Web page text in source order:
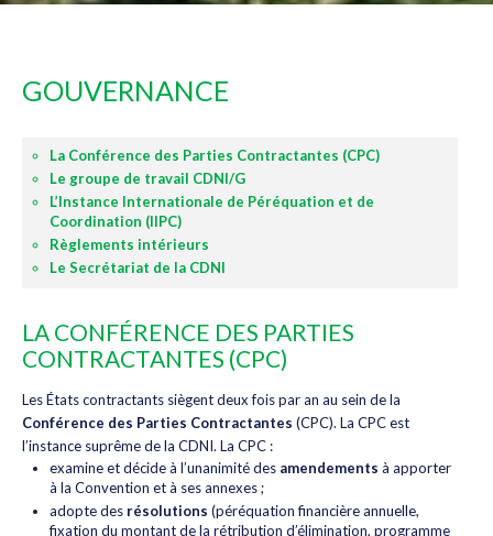
GOUVERNANCE
La Conférence des Parties Contractantes (CPC)
Le groupe de travail CDNI/G
L’Instance Internationale de Péréquation et de
Coordination (IIPC)
Règlements intérieurs
Le Secrétariat de la CDNI
LA CONFÉRENCE DES PARTIES
CONTRACTANTES (CPC)
Les États contractants siègent deux fois par an au sein de la
Conférence des Parties Contractantes (CPC). La CPC est
l’instance suprême de la CDNI. La CPC :
examine et décide à l’unanimité des amendements à apporter
à la Convention et à ses annexes ;
adopte des résolutions (péréquation financière annuelle,
fixation du montant de la rétribution d’élimination, programme